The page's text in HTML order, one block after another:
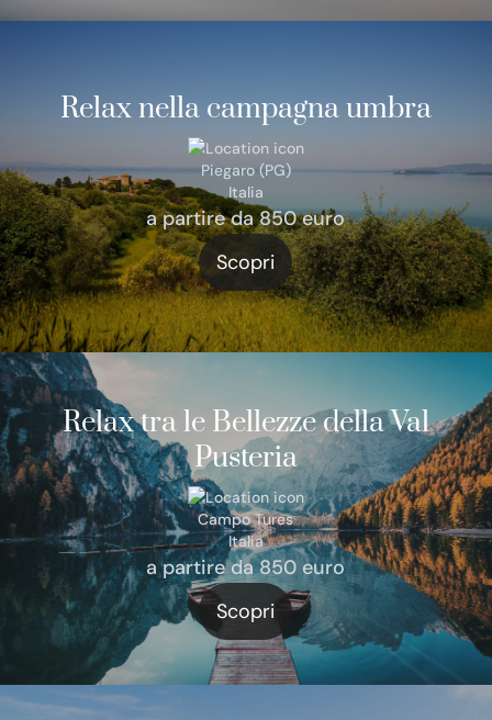
Relax nella campagna umbra
Piegaro (PG)
Italia
a partire da 850 euro
Scopri
Relax tra le Bellezze della Val
Pusteria
Campo Tures
Italia
a partire da 850 euro
Scopri